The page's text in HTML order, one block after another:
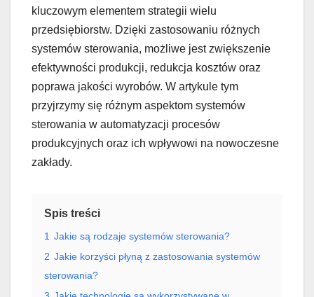
kluczowym elementem strategii wielu
przedsiębiorstw. Dzięki zastosowaniu różnych
systemów sterowania, możliwe jest zwiększenie
efektywności produkcji, redukcja kosztów oraz
poprawa jakości wyrobów. W artykule tym
przyjrzymy się różnym aspektom systemów
sterowania w automatyzacji procesów
produkcyjnych oraz ich wpływowi na nowoczesne
zakłady.
Spis treści
1 Jakie są rodzaje systemów sterowania?
2 Jakie korzyści płyną z zastosowania systemów
sterowania?